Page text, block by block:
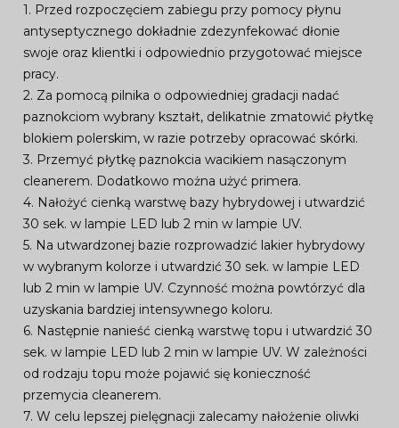
1. Przed rozpoczęciem zabiegu przy pomocy płynu
antyseptycznego dokładnie zdezynfekować dłonie
swoje oraz klientki i odpowiednio przygotować miejsce
pracy.
2. Za pomocą pilnika o odpowiedniej gradacji nadać
paznokciom wybrany kształt, delikatnie zmatowić płytkę
blokiem polerskim, w razie potrzeby opracować skórki.
3. Przemyć płytkę paznokcia wacikiem nasączonym
cleanerem. Dodatkowo można użyć primera.
4. Nałożyć cienką warstwę bazy hybrydowej i utwardzić
30 sek. w lampie LED lub 2 min w lampie UV.
5. Na utwardzonej bazie rozprowadzić lakier hybrydowy
w wybranym kolorze i utwardzić 30 sek. w lampie LED
lub 2 min w lampie UV. Czynność można powtórzyć dla
uzyskania bardziej intensywnego koloru.
6. Następnie nanieść cienką warstwę topu i utwardzić 30
sek. w lampie LED lub 2 min w lampie UV. W zależności
od rodzaju topu może pojawić się konieczność
przemycia cleanerem.
7. W celu lepszej pielęgnacji zalecamy nałożenie oliwki